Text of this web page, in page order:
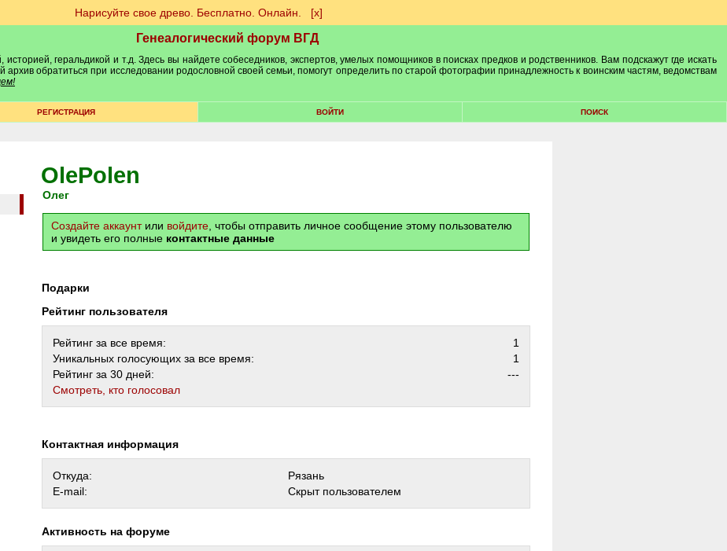
Нарисуйте свое древо. Бесплатно. Онлайн. [х]
Генеалогический форум ВГД
геральдикой и т.д. Здесь вы найдете собеседников, экспертов, умелых помощников в поисках предков и родственников. Вам подскажут где искать
обратиться при исследовании родословной своей семьи, помогут определить по старой фотографии принадлежность к воинским частям, ведомствам
РЕГИСТРАЦИЯ ВОЙТИ ПОИСК
OlePolen
Олег
Создайте аккаунтили войдите , чтобы отправить личное сообщение этому пользователю
и увидеть его полные контактные данные
Подарки
Рейтинг пользователя
Рейтинг за все время:
1
Уникальных голосующих за все время:
1
Рейтинг за 30 дней:
---
Cмотреть, кто голосовал
Контактная информация
Откуда:
Рязань
E-mail:
Скрыт пользователем
Активность на форуме